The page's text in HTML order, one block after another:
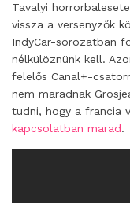
Tavalyi
vissza a versenyzők
IndyCar-sorozatban
nélkülöznünk kell.
felelős Canal+-
nem maradnak
tudni, hogy a francia
kapcsolatban marad.